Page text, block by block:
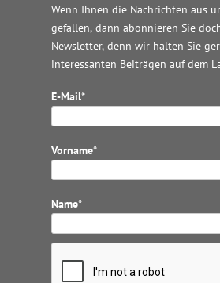
Wenn Ihnen die Nachrichten aus
gefallen, dann abonnieren Sie
Newsletter, denn wir halten Sie
interessanten Beiträgen auf dem
E-Mail*
Vorname*
Name*